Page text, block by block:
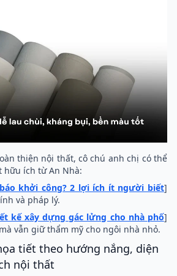
thiện nội thất, cô chú anh chị có thể
hữu ích từ An Nhà:
khởi công? 2 lợi ích ít người biết]
và pháp lý.
kế xây dựng gác lửng cho nhà phố]
vẫn giữ thẩm mỹ cho ngôi nhà nhỏ.
tiết theo hướng nắng, diện
nội thất